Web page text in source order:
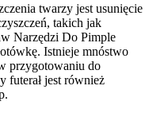
twarzy jest usunięcie
takich jak
Narzędzi Do Pimple
Istnieje mnóstwo
przygotowaniu do
futerał jest również